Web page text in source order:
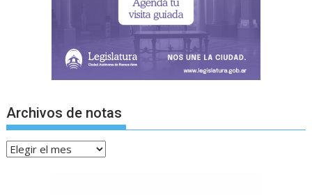
Archivos de notas
Archivos